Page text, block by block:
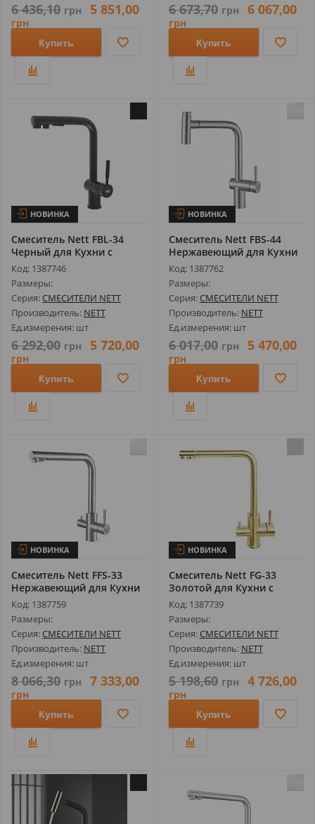
6 436,10 грн 5 851,00
грн
Купить
6 673,70 грн 6 067,00
грн
Купить
НОВИНКА
Смеситель Nett FBL-34
Черный для Кухни с
Выдвижным И...
Код: 1387746
Размеры:
Серия: СМЕСИТЕЛИ NETT
Производитель: NETT
Ед.измерения: шт
6 292,00 грн 5 720,00
грн
Купить
НОВИНКА
Смеситель Nett FBS-44
Нержавеющий для Кухни
с Выдвиж...
Код: 1387762
Размеры:
Серия: СМЕСИТЕЛИ NETT
Производитель: NETT
Ед.измерения: шт
6 017,00 грн 5 470,00
грн
Купить
НОВИНКА
Смеситель Nett FFS-33
Нержавеющий для Кухни
на 4 Вод...
Код: 1387759
Размеры:
Серия: СМЕСИТЕЛИ NETT
Производитель: NETT
Ед.измерения: шт
8 066,30 грн 7 333,00
грн
Купить
НОВИНКА
Смеситель Nett FG-33
Золотой для Кухни с
Подключение...
Код: 1387739
Размеры:
Серия: СМЕСИТЕЛИ NETT
Производитель: NETT
Ед.измерения: шт
5 198,60 грн 4 726,00
грн
Купить